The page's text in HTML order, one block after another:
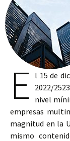
E l 15 de
2022/
nivel
empresas
magnitud en la
mismo